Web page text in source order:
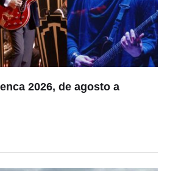
2026, de agosto a